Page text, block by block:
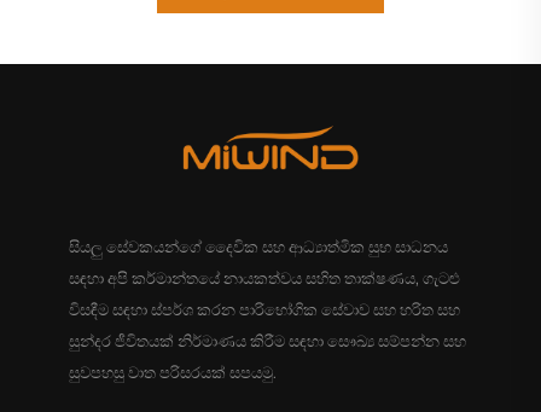
සියලු සේවකයන්ගේ දෛවික සහ ආධ්‍යාත්මික සුභ සාධනය
සඳහා අපි කර්මාන්තයේ නායකත්වය සහිත තාක්ෂණය, ගැටළු
විසඳීම සඳහා ස්පර්ශ කරන පාරිභෝගික සේවාව සහ හරිත සහ
සුන්දර ජීවිතයක් නිර්මාණය කිරීම සඳහා සෞඛ්‍ය සම්පන්න සහ
සුවපහසු වාත පරිසරයක් සපයමු.